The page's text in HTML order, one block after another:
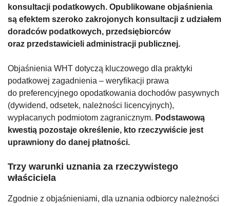
konsultacji podatkowych. Opublikowane objaśnienia
są efektem szeroko zakrojonych konsultacji z udziałem
doradców podatkowych, przedsiębiorców
oraz przedstawicieli administracji publicznej.
Objaśnienia WHT dotyczą kluczowego dla praktyki
podatkowej zagadnienia – weryfikacji prawa
do preferencyjnego opodatkowania dochodów pasywnych
(dywidend, odsetek, należności licencyjnych),
wypłacanych podmiotom zagranicznym. Podstawową
kwestią pozostaje określenie, kto rzeczywiście jest
uprawniony do danej płatności.
Trzy warunki uznania za rzeczywistego
właściciela
Zgodnie z objaśnieniami, dla uznania odbiorcy należności